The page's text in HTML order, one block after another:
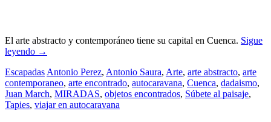
El arte abstracto y contemporáneo tiene su capital en Cuenca. Sigue
leyendo →
Escapadas Antonio Perez, Antonio Saura, Arte, arte abstracto, arte
contemporaneo, arte encontrado, autocaravana, Cuenca, dadaismo,
Juan March, MIRADAS, objetos encontrados, Súbete al paisaje,
Tapies, viajar en autocaravana